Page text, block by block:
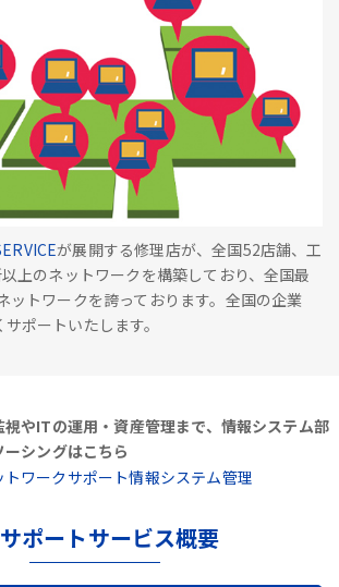
が展開する修理店が、全国52店舗、工
上のネットワークを構築しており、全国最
ットワークを誇っております。全国の企業
ポートいたします。
やITの運用・資産管理まで、情報システム部
シングはこちら
ポートサービス概要